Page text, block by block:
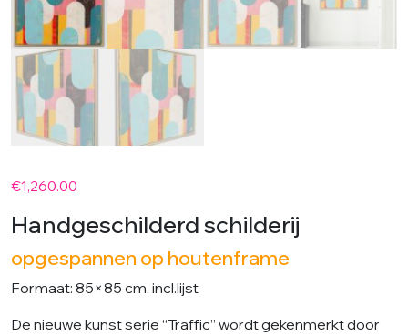
€1,260.00
Handgeschilderd schilderij
opgespannen op houtenframe
Formaat: 85×85 cm. incl.lijst
De nieuwe kunst serie “Traffic” wordt gekenmerkt door